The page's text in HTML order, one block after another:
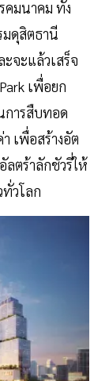
คมนาคม ทั้ง
มดุสิตธานี
จะแล้วเสร็จ
เพื่อยก
การสืบทอด
เพื่อสร้างอัต
ตร้าลักชัวรี่ให้
วโลก